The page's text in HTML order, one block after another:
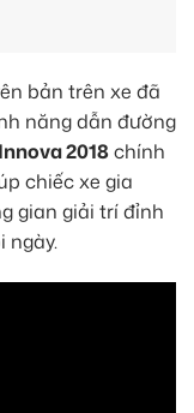
bản trên xe đã
năng dẫn đường
2018chính
chiếc xe gia
gian giải trí đỉnh
ngày.